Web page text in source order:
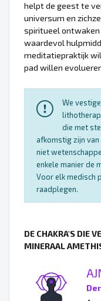
helpt de geest te
universum en
spiritueel ontwaken
waardevol
meditatiepraktijk
pad willen
We
die met
afkomstig zijn
niet
enkele manier de
Voor elk medisch
raadplegen.
DE CHAKRA'S DIE
MINERAAL